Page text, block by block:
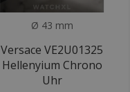
Ø 43 mm
Versace VE2U01325
Hellenyium Chrono
Uhr